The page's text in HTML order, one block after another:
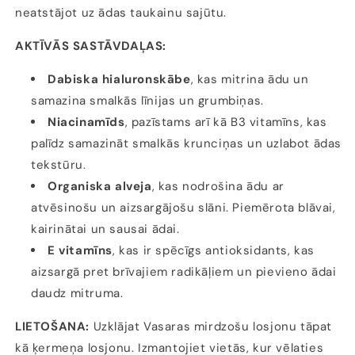
neatstājot uz ādas taukainu sajūtu.
AKTĪVĀS SASTĀVDAĻAS:
Dabiska hialuronskābe, kas mitrina ādu un
samazina smalkās līnijas un grumbiņas.
Niacinamīds, pazīstams arī kā B3 vitamīns, kas
palīdz samazināt smalkās krunciņas un uzlabot ādas
tekstūru.
Organiska alveja, kas nodrošina ādu ar
atvēsinošu un aizsargājošu slāni. Piemērota blāvai,
kairinātai un sausai ādai.
E vitamīns, kas ir spēcīgs antioksidants, kas
aizsargā pret brīvajiem radikāļiem un pievieno ādai
daudz mitruma.
LIETOŠANA: Uzklājat Vasaras mirdzošu losjonu tāpat
kā ķermeņa losjonu. Izmantojiet vietās, kur vēlaties